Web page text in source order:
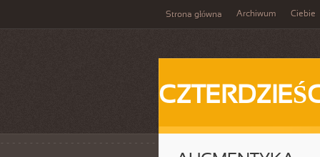
Strona główna Archiwum Ciebie